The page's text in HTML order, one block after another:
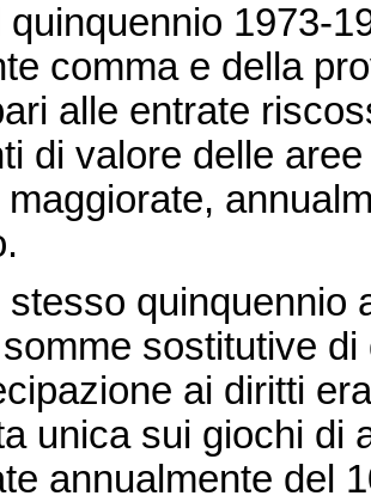
1973-
comma e della
alle entrate
di valore delle
maggiorate,
quinquennio
sostitutive
ai diritti
unica sui giochi di
annualmente del